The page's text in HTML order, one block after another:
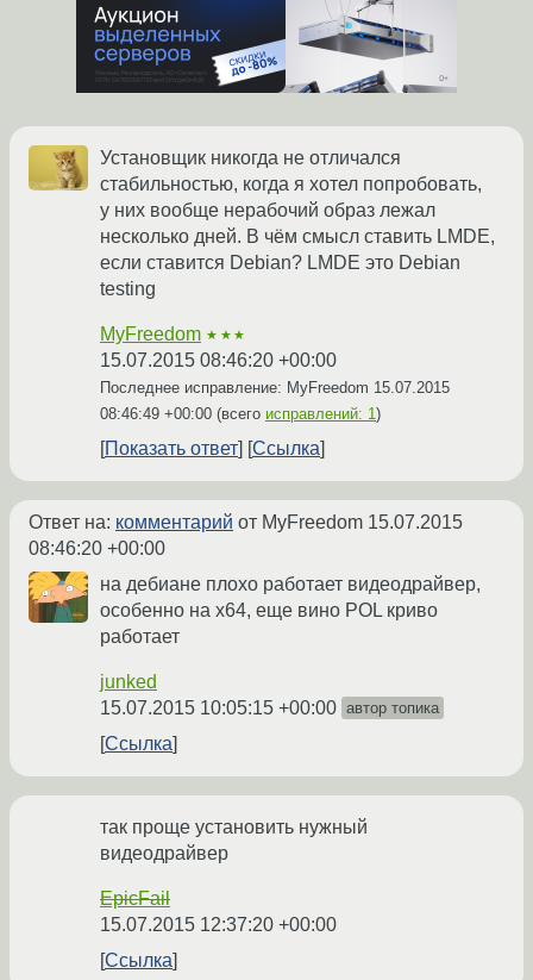
Установщик никогда не отличался
стабильностью, когда я хотел попробовать,
у них вообще нерабочий образ лежал
несколько дней. В чём смысл ставить LMDE,
если ставится Debian? LMDE это Debian
testing
MyFreedom ★★★
15.07.2015 08:46:20 +00:00
Последнее исправление: MyFreedom 15.07.2015
08:46:49 +00:00 (всего исправлений: 1)
Показать ответ Ссылка
Ответ на: комментарий от MyFreedom 15.07.2015
08:46:20 +00:00
на дебиане плохо работает видеодрайвер,
особенно на x64, еще вино POL криво
работает
junked
15.07.2015 10:05:15 +00:00 автор топика
Ссылка
так проще установить нужный
видеодрайвер
EpicFail
15.07.2015 12:37:20 +00:00
Ссылка